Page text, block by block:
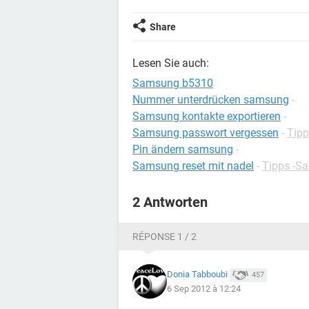
Share
Lesen Sie auch:
Samsung b5310
Nummer unterdrücken samsung -
Samsung kontakte exportieren -
Samsung passwort vergessen -
Pin ändern samsung -
Samsung reset mit nadel - Tipps -
2 Antworten
RÉPONSE 1 / 2
Donia Tabboubi 457
6 Sep 2012 à 12:24